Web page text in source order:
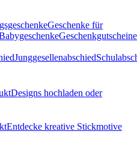
Geschenke für
Geschenkgutscheine
Junggesellenabschied
Designs hochladen oder
Entdecke kreative Stickmotive